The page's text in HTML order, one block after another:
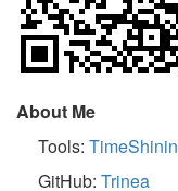
About Me
Tools:
GitHub: Trinea